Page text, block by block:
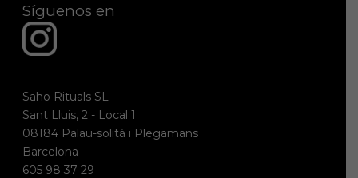
Síguenos en
Saho Rituals SL
Sant Lluis, 2 - Local 1
08184 Palau-solità i Plegamans
Barcelona
605 98 37 29